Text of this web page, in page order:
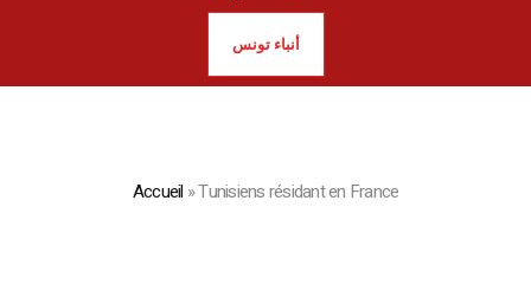
أنباء تونس
Accueil »Tunisiens résidant en France